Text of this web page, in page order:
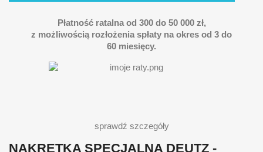
Płatność ratalna od 300 do 50 000 zł,
z możliwością rozłożenia spłaty na okres od 3 do
60 miesięcy.
sprawdź szczegóły
NAKRĘTKA SPECJALNA DEUTZ -